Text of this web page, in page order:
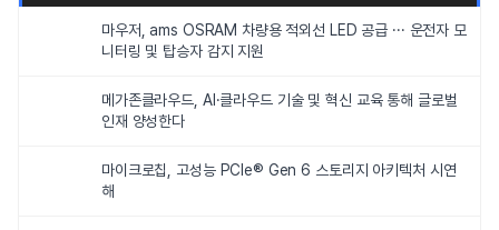
마우저, ams OSRAM 차량용 적외선 LED 공급 ··· 운전자 모
니터링 및 탑승자 감지 지원
메가존클라우드, AI·클라우드 기술 및 혁신 교육 통해 글로벌
인재 양성한다
마이크로칩, 고성능 PCIe® Gen 6 스토리지 아키텍처 시연
해